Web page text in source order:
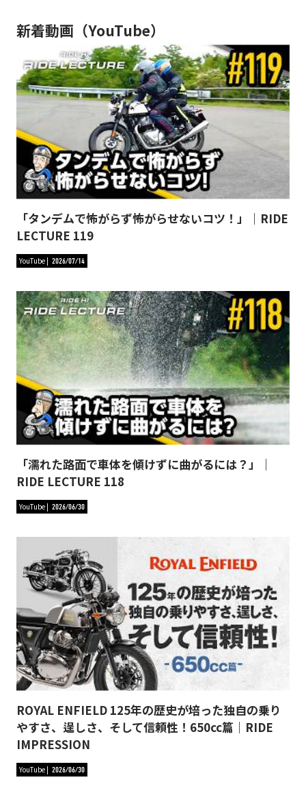
新着動画（YouTube）
「タンデムで怖がらず怖がらせないコツ！」｜RIDE
LECTURE 119
YouTube 2026/07/14
「濡れた路面で車体を傾けずに曲がるには？」｜
RIDE LECTURE 118
YouTube 2026/06/30
ROYAL ENFIELD 125年の歴史が培った独自の乗り
やすさ、逞しさ、そして信頼性！650cc篇｜RIDE
IMPRESSION
YouTube 2026/06/30